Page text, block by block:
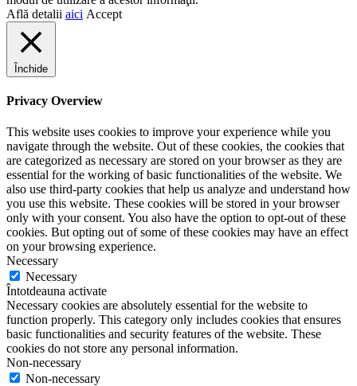
Află detalii aici Accept
Închide
Privacy Overview
This website uses cookies to improve your experience while you
navigate through the website. Out of these cookies, the cookies that
are categorized as necessary are stored on your browser as they are
essential for the working of basic functionalities of the website. We
also use third-party cookies that help us analyze and understand how
you use this website. These cookies will be stored in your browser
only with your consent. You also have the option to opt-out of these
cookies. But opting out of some of these cookies may have an effect
on your browsing experience.
Necessary
Necessary
Întotdeauna activate
Necessary cookies are absolutely essential for the website to
function properly. This category only includes cookies that ensures
basic functionalities and security features of the website. These
cookies do not store any personal information.
Non-necessary
Non-necessary